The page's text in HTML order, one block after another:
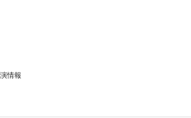
情報